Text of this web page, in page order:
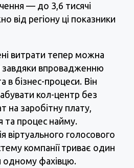
— до 3,6 тисячі
від регіону ці показники
витрати тепер можна
завдяки впровадженню
в бізнес-процеси. Він
кол-центр без
на заробітну плату,
та процес найму.
віртуального голосового
компанії триває один
одному фахівцю.